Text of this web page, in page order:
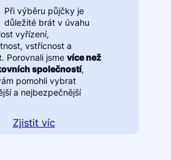
Při výběru půjčky je
důležité brát v úvahu
vyřízení,
vstřícnost a
Porovnali jsme více než
společností,
pomohli vybrat
a nejbezpečnější
Zjistit víc